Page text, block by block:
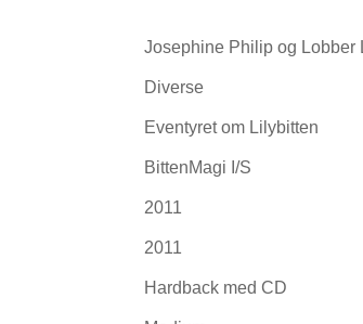
Josephine Philip og Lobber
Diverse
Eventyret om Lilybitten
BittenMagi I/S
2011
2011
Hardback med CD